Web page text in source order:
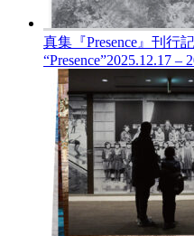
真集『Presence』刊行
“Presence”2025.12.17 –